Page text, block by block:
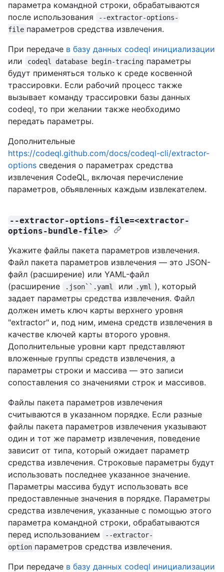
параметра командной строки, обрабатываются
после использования
--extractor-options-
file параметров средства извлечения.
При передаче в базу данных codeql инициализации
или
codeql database begin-tracing параметры
будут применяться только к среде косвенной
трассировки. Если рабочий процесс также
вызывает команду трассировки базы данных
codeql, то при желании также необходимо
передать параметры.
Дополнительные
https://codeql.github.com/docs/codeql-cli/extractor-
options сведения о параметрах средства
извлечения CodeQL, включая перечисление
параметров, объявленных каждым извлекателем.
--extractor-options-file=<extractor-
options-bundle-file>
Укажите файлы пакета параметров извлечения.
Файл пакета параметров извлечения — это JSON-
файл (расширение) или YAML-файл
(расширение
.json``.yaml или .yml
), который
задает параметры средства извлечения. Файл
должен иметь ключ карты верхнего уровня
"extractor" и, под ним, имена средств извлечения в
качестве ключей карты второго уровня.
Дополнительные уровни карт представляют
вложенные группы средств извлечения, а
параметры строки и массива — это записи
сопоставления со значениями строк и массивов.
Файлы пакета параметров извлечения
считываются в указанном порядке. Если разные
файлы пакета параметров извлечения указывают
один и тот же параметр извлечения, поведение
зависит от типа, который ожидает параметр
средства извлечения. Строковые параметры будут
использовать последнее указанное значение.
Параметры массива будут использовать все
предоставленные значения в порядке. Параметры
средства извлечения, указанные с помощью этого
параметра командной строки, обрабатываются
перед использованием
--extractor-
option параметров средства извлечения.
При передаче в базу данных codeql инициализации